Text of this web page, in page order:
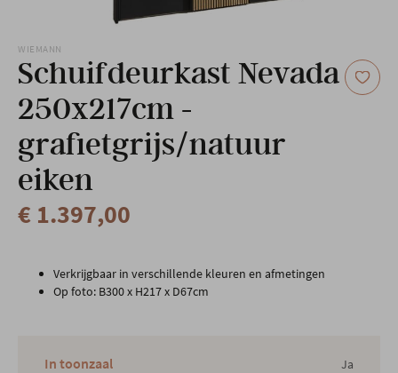
WIEMANN
Schuifdeurkast Nevada
250x217cm -
grafietgrijs/natuur
eiken
€ 1.397,00
Verkrijgbaar in verschillende kleuren en afmetingen
Op foto: B300 x H217 x D67cm
In toonzaal Ja